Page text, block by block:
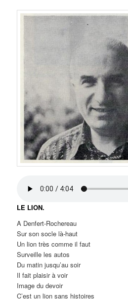
LE LION.
A Denfert-Rochereau
Sur son socle là-haut
Un lion très comme il faut
Surveille les autos
Du matin jusqu’au soir
Il fait plaisir à voir
Image du devoir
C’est un lion sans histoires